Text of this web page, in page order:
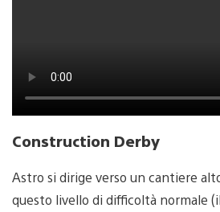
Construction Derby
Astro si dirige verso un cantiere
questo livello di difficoltà normale